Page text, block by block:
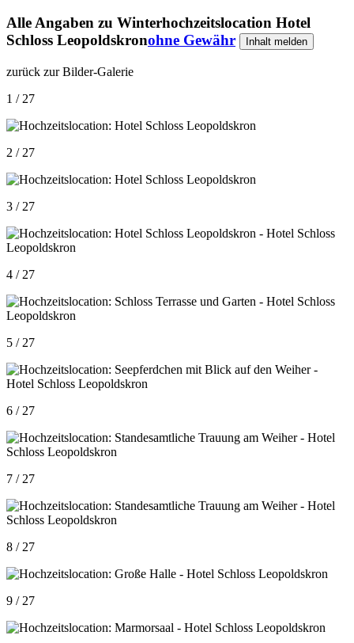
Alle Angaben zu Winterhochzeitslocation Hotel
Schloss Leopoldskronohne Gewähr Inhalt melden
zurück zur Bilder-Galerie
1 / 27
2 / 27
3 / 27
4 / 27
5 / 27
6 / 27
7 / 27
8 / 27
9 / 27